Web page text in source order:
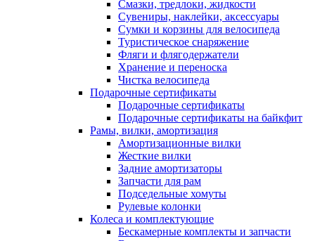
Смазки, тредлоки, жидкости
Сувениры, наклейки, аксессуары
Сумки и корзины для велосипеда
Туристическое снаряжение
Фляги и флягодержатели
Хранение и переноска
Чистка велосипеда
Подарочные сертификаты
Подарочные сертификаты
Подарочные сертификаты на байкфит
Рамы, вилки, амортизация
Амортизационные вилки
Жесткие вилки
Задние амортизаторы
Запчасти для рам
Подседельные хомуты
Рулевые колонки
Колеса и комплектующие
Бескамерные комплекты и запчасти